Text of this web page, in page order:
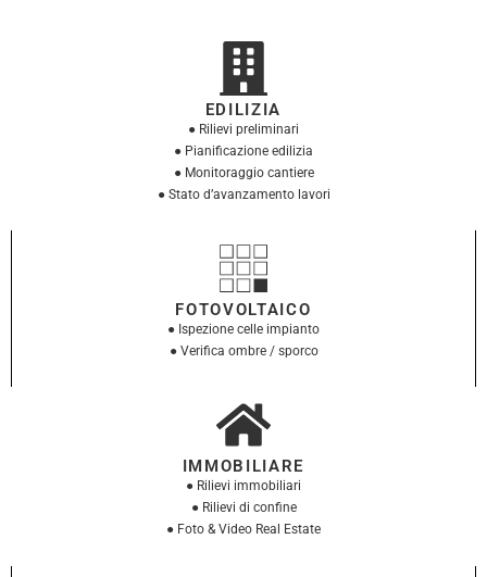
EDILIZIA
● Rilievi preliminari
● Pianificazione edilizia
● Monitoraggio cantiere
● Stato d’avanzamento lavori
FOTOVOLTAICO
● Ispezione celle impianto
● Verifica ombre / sporco
IMMOBILIARE
● Rilievi immobiliari
● Rilievi di confine
● Foto & Video Real Estate